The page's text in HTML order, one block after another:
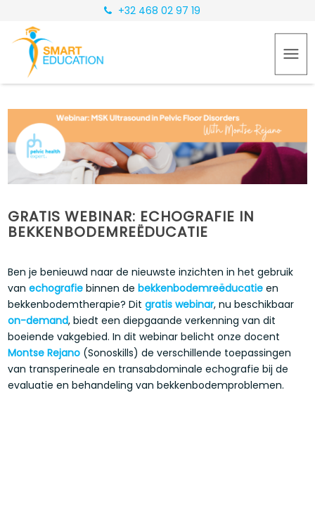
+32 468 02 97 19
GRATIS WEBINAR: ECHOGRAFIE IN
BEKKENBODEMREËDUCATIE
Ben je benieuwd naar de nieuwste inzichten in het gebruik
vanechografie binnen debekkenbodemreëducatie en
bekkenbodemtherapie? Ditgratis webinar, nu beschikbaar
on-demand, biedt een diepgaande verkenning van dit
boeiende vakgebied. In dit webinar belicht onze docent
Montse Rejano (Sonoskills) de verschillende toepassingen
van transperineale en transabdominale echografie bij de
evaluatie en behandeling van bekkenbodemproblemen.